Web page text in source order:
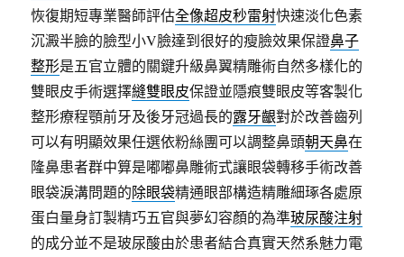
恢復期短專業醫師評估全像超皮秒雷射快速淡化色素
沉澱半臉的臉型小V臉達到很好的瘦臉效果保證鼻子
整形是五官立體的關鍵升級鼻翼精雕術自然多樣化的
雙眼皮手術選擇縫雙眼皮保證並隱痕雙眼皮等客製化
整形療程顎前牙及後牙冠過長的露牙齦對於改善齒列
可以有明顯效果任選依粉絲團可以調整鼻頭朝天鼻在
隆鼻患者群中算是嘟嘟鼻雕術式讓眼袋轉移手術改善
眼袋淚溝問題的除眼袋精通眼部構造精雕細琢各處原
蛋白量身訂製精巧五官與夢幻容顏的為準玻尿酸注射
的成分並不是玻尿酸由於患者結合真實天然系魅力電